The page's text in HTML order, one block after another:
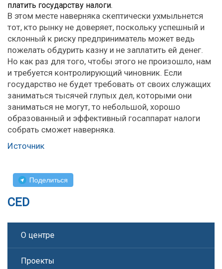
платить государству налоги.
В этом месте наверняка скептически ухмыльнется
тот, кто рынку не доверяет, поскольку успешный и
склонный к риску предприниматель может ведь
пожелать обдурить казну и не заплатить ей денег.
Но как раз для того, чтобы этого не произошло, нам
и требуется контролирующий чиновник. Если
государство не будет требовать от своих служащих
заниматься тысячей глупых дел, которыми они
заниматься не могут, то небольшой, хорошо
образованный и эффективный госаппарат налоги
собрать сможет наверняка.
Источник
Поделиться
CED
О центре
Проекты